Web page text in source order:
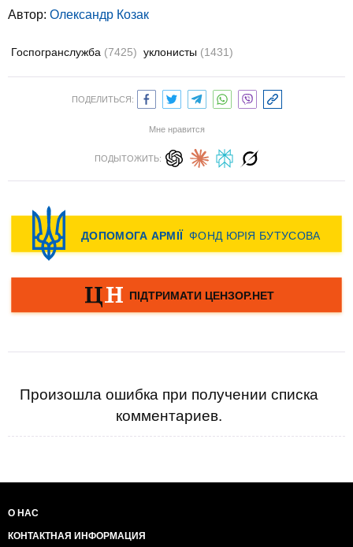
Автор: Олександр Козак
Госпогранслужба (7425) уклонисты (1431)
ПОДЕЛИТЬСЯ:
Мне нравится
ПОДЫТОЖИТЬ:
Произошла ошибка при получении списка
комментариев.
О НАС
КОНТАКТНАЯ ИНФОРМАЦИЯ